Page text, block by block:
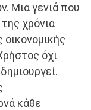
Μια γενιά που
χρόνια
όχι
κάθε